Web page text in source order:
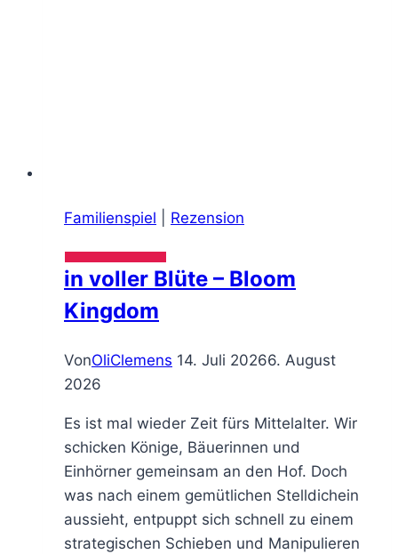
Familienspiel Rezension
in voller Blüte – Bloom
Kingdom
VonOliClemens 14. Juli 20266. August
2026
Es ist mal wieder Zeit fürs Mittelalter. Wir
schicken Könige, Bäuerinnen und
Einhörner gemeinsam an den Hof. Doch
was nach einem gemütlichen Stelldichein
aussieht, entpuppt sich schnell zu einem
strategischen Schieben und Manipulieren